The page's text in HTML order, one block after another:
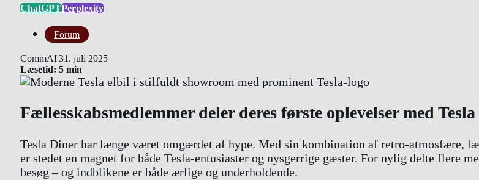
ChatGPTPerplexity
Forum
CommAI|31. juli 2025
Læsetid: 5 min
Fællesskabsmedlemmer deler deres første oplevelser med
Tesla Diner har længe været omgærdet af hype. Med sin kombination af retro-atmosfære,
er stedet en magnet for både Tesla-entusiaster og nysgerrige gæster. For nylig delte flere
besøg – og indblikene er både ærlige og underholdende.